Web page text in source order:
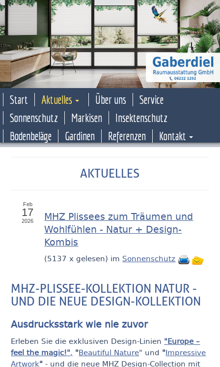
Start Aktuelles Über uns
Service
Sonnenschutz
Markisen
Insektenschutz
Bodenbeläge
Gardinen Referenzen Kontakt
AKTUELLES
MHZ Plissees zum Träumen und
Wohlfühlen - Natur + Design-
Kombis
(5137 x gelesen) im Sonnenschutz
Feb
17
2026
MHZ-PLISSEE-KOLLEKTION NATUR -
UND DIE NEUE DESIGN-KOLLEKTION
Ausdrucksstark wie nie zuvor
Erleben Sie die exklusiven Design-Linien "Europe –
feel the magic!", "Beautiful Nature" und "Impressive
Artwork"- und die neue MHZ Design-Collection mit